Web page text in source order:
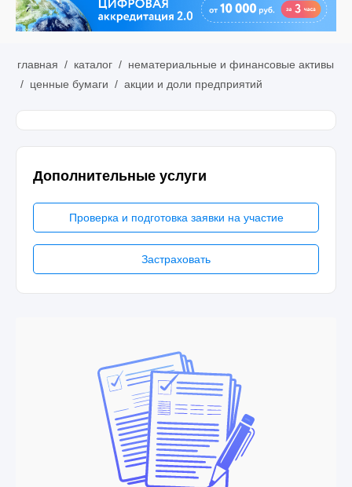
главная / каталог / нематериальные и финансовые активы
/ ценные бумаги / акции и доли предприятий
Дополнительные услуги
Проверка и подготовка заявки на участие
Застраховать